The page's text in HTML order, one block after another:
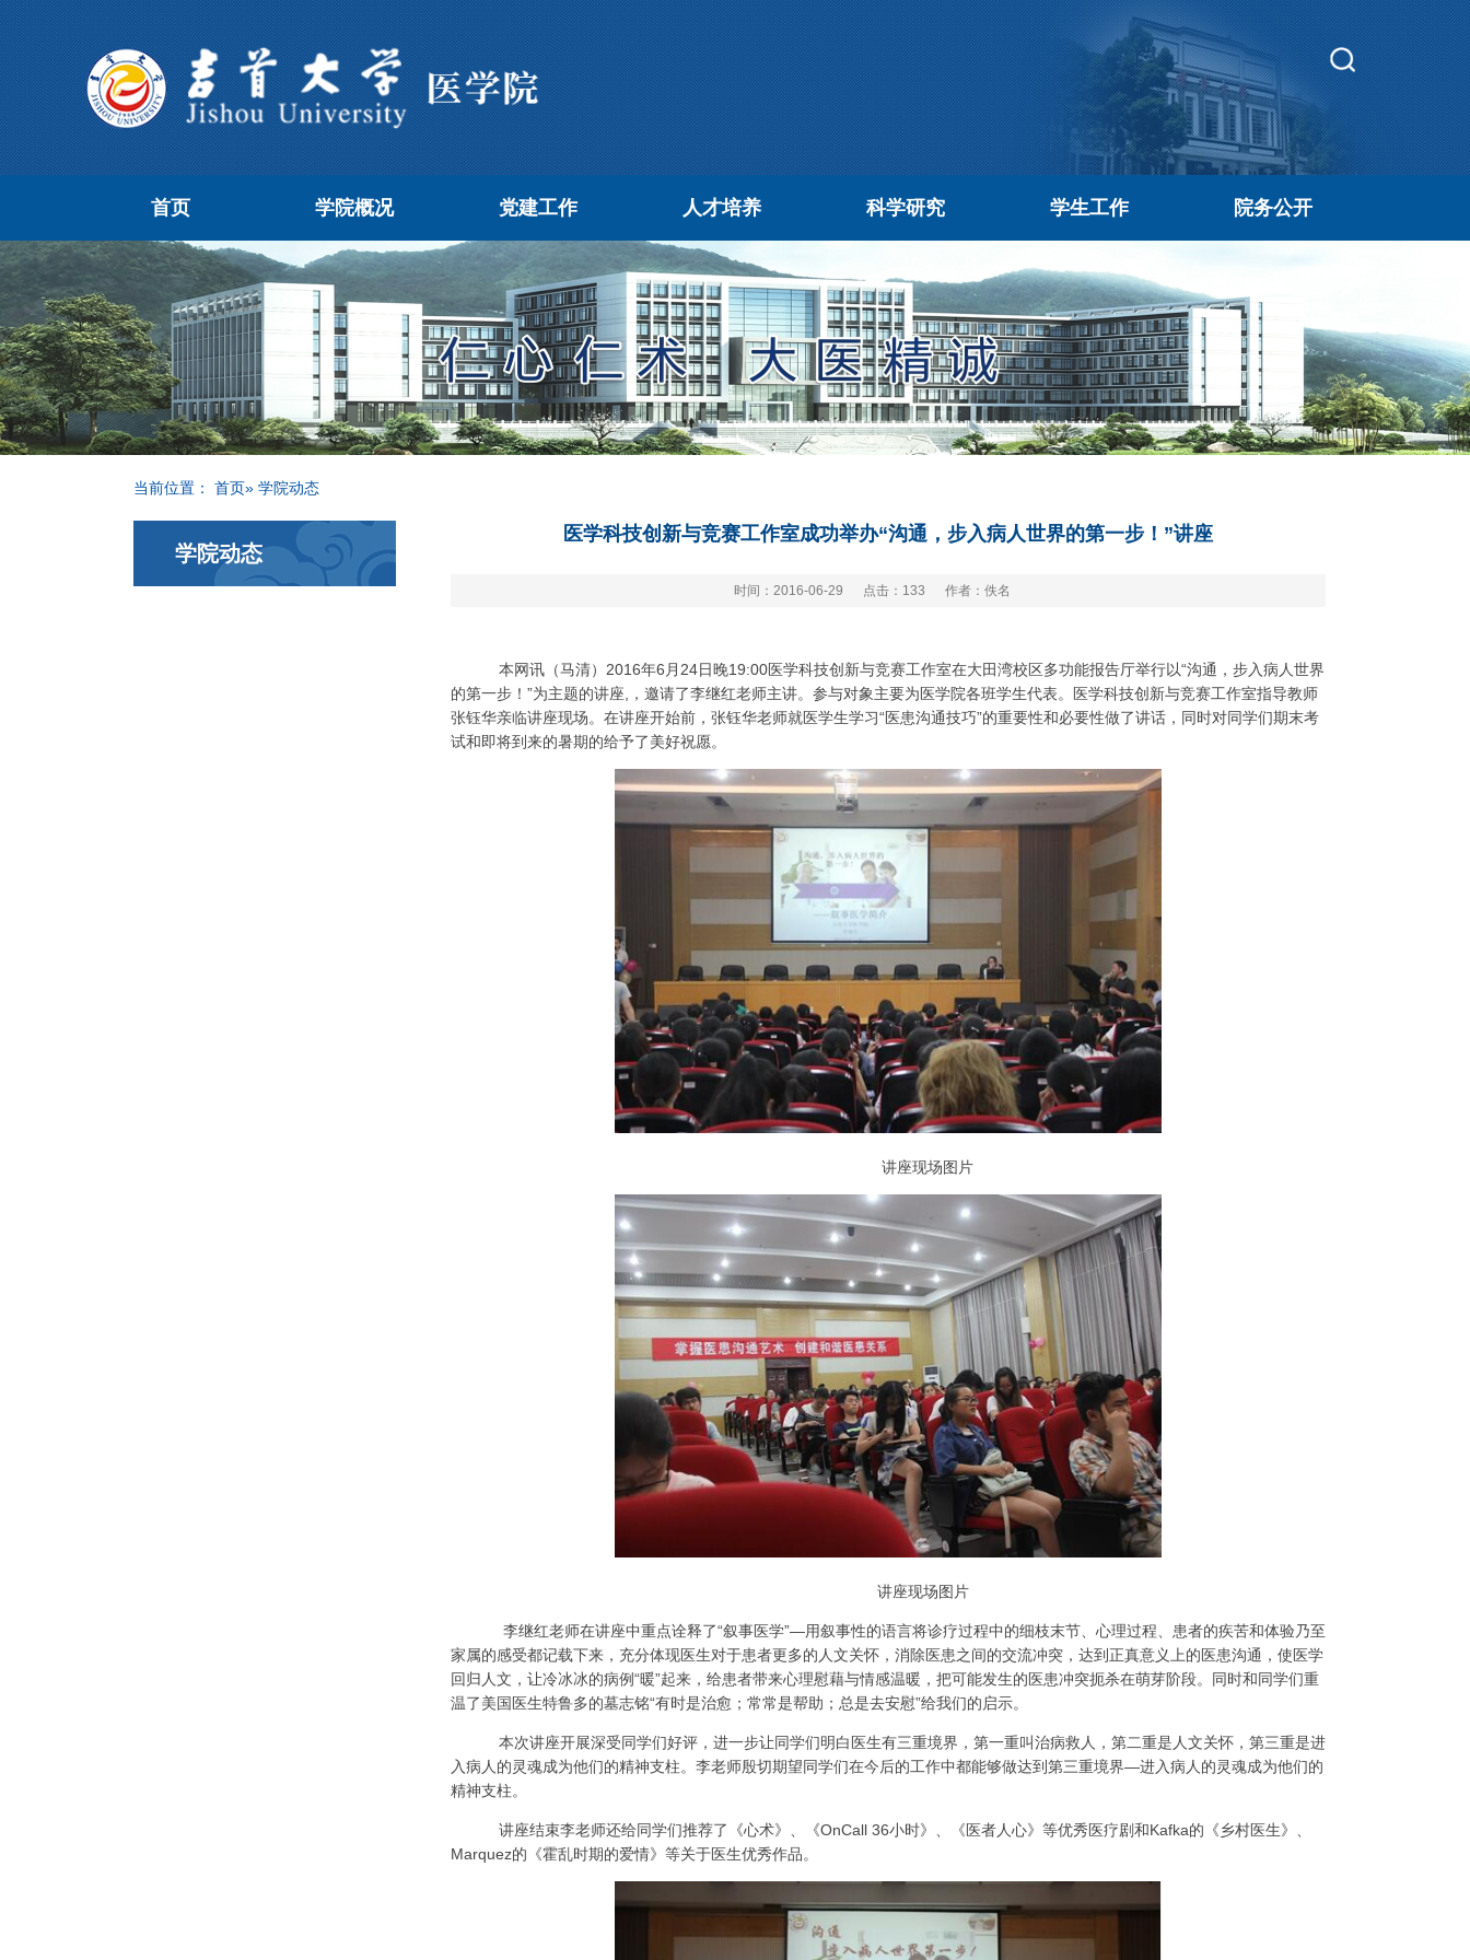
首页 学院概况 党建工作 人才培养 科学研究 学生工作 院务公开
当前位置： 首页» 学院动态
学院动态
医学科技创新与竞赛工作室成功举办“沟通，步入病人世界的第一步！”讲座
时间：2016-06-29 点击： 133 作者：佚名
本网讯（马清）2016年6月24日晚19:00医学科技创新与竞赛工作室在大田湾校区多功能报告厅举行以“沟通，步入病人世界
的第一步！”为主题的讲座,，邀请了李继红老师主讲。参与对象主要为医学院各班学生代表。医学科技创新与竞赛工作室指导教师
张钰华亲临讲座现场。在讲座开始前，张钰华老师就医学生学习“医患沟通技巧”的重要性和必要性做了讲话，同时对同学们期末考
试和即将到来的暑期的给予了美好祝愿。
讲座现场图片
讲座现场图片
李继红老师在讲座中重点诠释了“叙事医学”—用叙事性的语言将诊疗过程中的细枝末节、心理过程、患者的疾苦和体验乃至
家属的感受都记载下来，充分体现医生对于患者更多的人文关怀，消除医患之间的交流冲突，达到正真意义上的医患沟通，使医学
回归人文，让冷冰冰的病例“暖”起来，给患者带来心理慰藉与情感温暖，把可能发生的医患冲突扼杀在萌芽阶段。同时和同学们重
温了美国医生特鲁多的墓志铭“有时是治愈；常常是帮助；总是去安慰”给我们的启示。
本次讲座开展深受同学们好评，进一步让同学们明白医生有三重境界，第一重叫治病救人，第二重是人文关怀，第三重是进
入病人的灵魂成为他们的精神支柱。李老师殷切期望同学们在今后的工作中都能够做达到第三重境界—进入病人的灵魂成为他们的
精神支柱。
讲座结束李老师还给同学们推荐了《心术》、《OnCall 36小时》、《医者人心》等优秀医疗剧和Kafka的《乡村医生》、
Marquez的《霍乱时期的爱情》等关于医生优秀作品。